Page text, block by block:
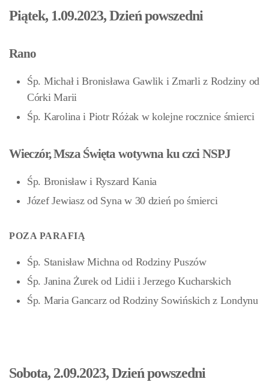
Piątek, 1.09.2023, Dzień powszedni
Rano
Śp. Michał i Bronisława Gawlik i Zmarli z Rodziny od
Córki Marii
Śp. Karolina i Piotr Różak w kolejne rocznice śmierci
Wieczór, Msza Święta wotywna ku czci NSPJ
Śp. Bronisław i Ryszard Kania
Józef Jewiasz od Syna w 30 dzień po śmierci
POZA PARAFIĄ
Śp. Stanisław Michna od Rodziny Puszów
Śp. Janina Żurek od Lidii i Jerzego Kucharskich
Śp. Maria Gancarz od Rodziny Sowińskich z Londynu
Sobota, 2.09.2023, Dzień powszedni